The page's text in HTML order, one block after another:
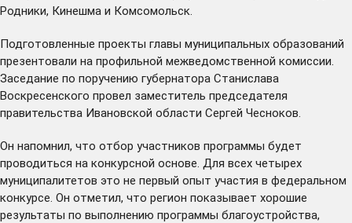
Родники, Кинешма и Комсомольск.
Подготовленные проекты главы муниципальных образований
презентовали на профильной межведомственной комиссии.
Заседание по поручению губернатора Станислава
Воскресенского провел заместитель председателя
правительства Ивановской области Сергей Чесноков.
Он напомнил, что отбор участников программы будет
проводиться на конкурсной основе. Для всех четырех
муниципалитетов это не первый опыт участия в федеральном
конкурсе. Он отметил, что регион показывает хорошие
результаты по выполнению программы благоустройства,